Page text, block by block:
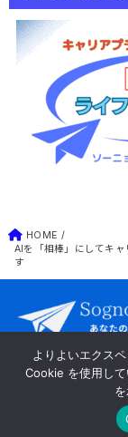
HOME
AIを「相棒」にしてキ
す
会社案内
特定商取
よりよいエクス
Cookie を使用し